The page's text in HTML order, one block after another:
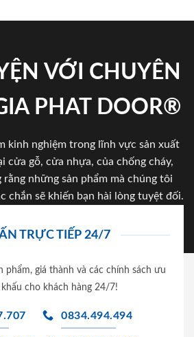
VỚI CHUYÊN
PHAT DOOR®
kinh nghiệm trong lĩnh vực sản xuất
cửa gỗ, cửa nhựa, của chống cháy,
những sản phẩm mà chúng tôi
chắn sẽ khiến bạn hài lòng tuyệt đối.
TRỰC TIẾP 24/7
phẩm, giá thành và các chính sách ưu
cho khách hàng 24/7!
0834.494.494